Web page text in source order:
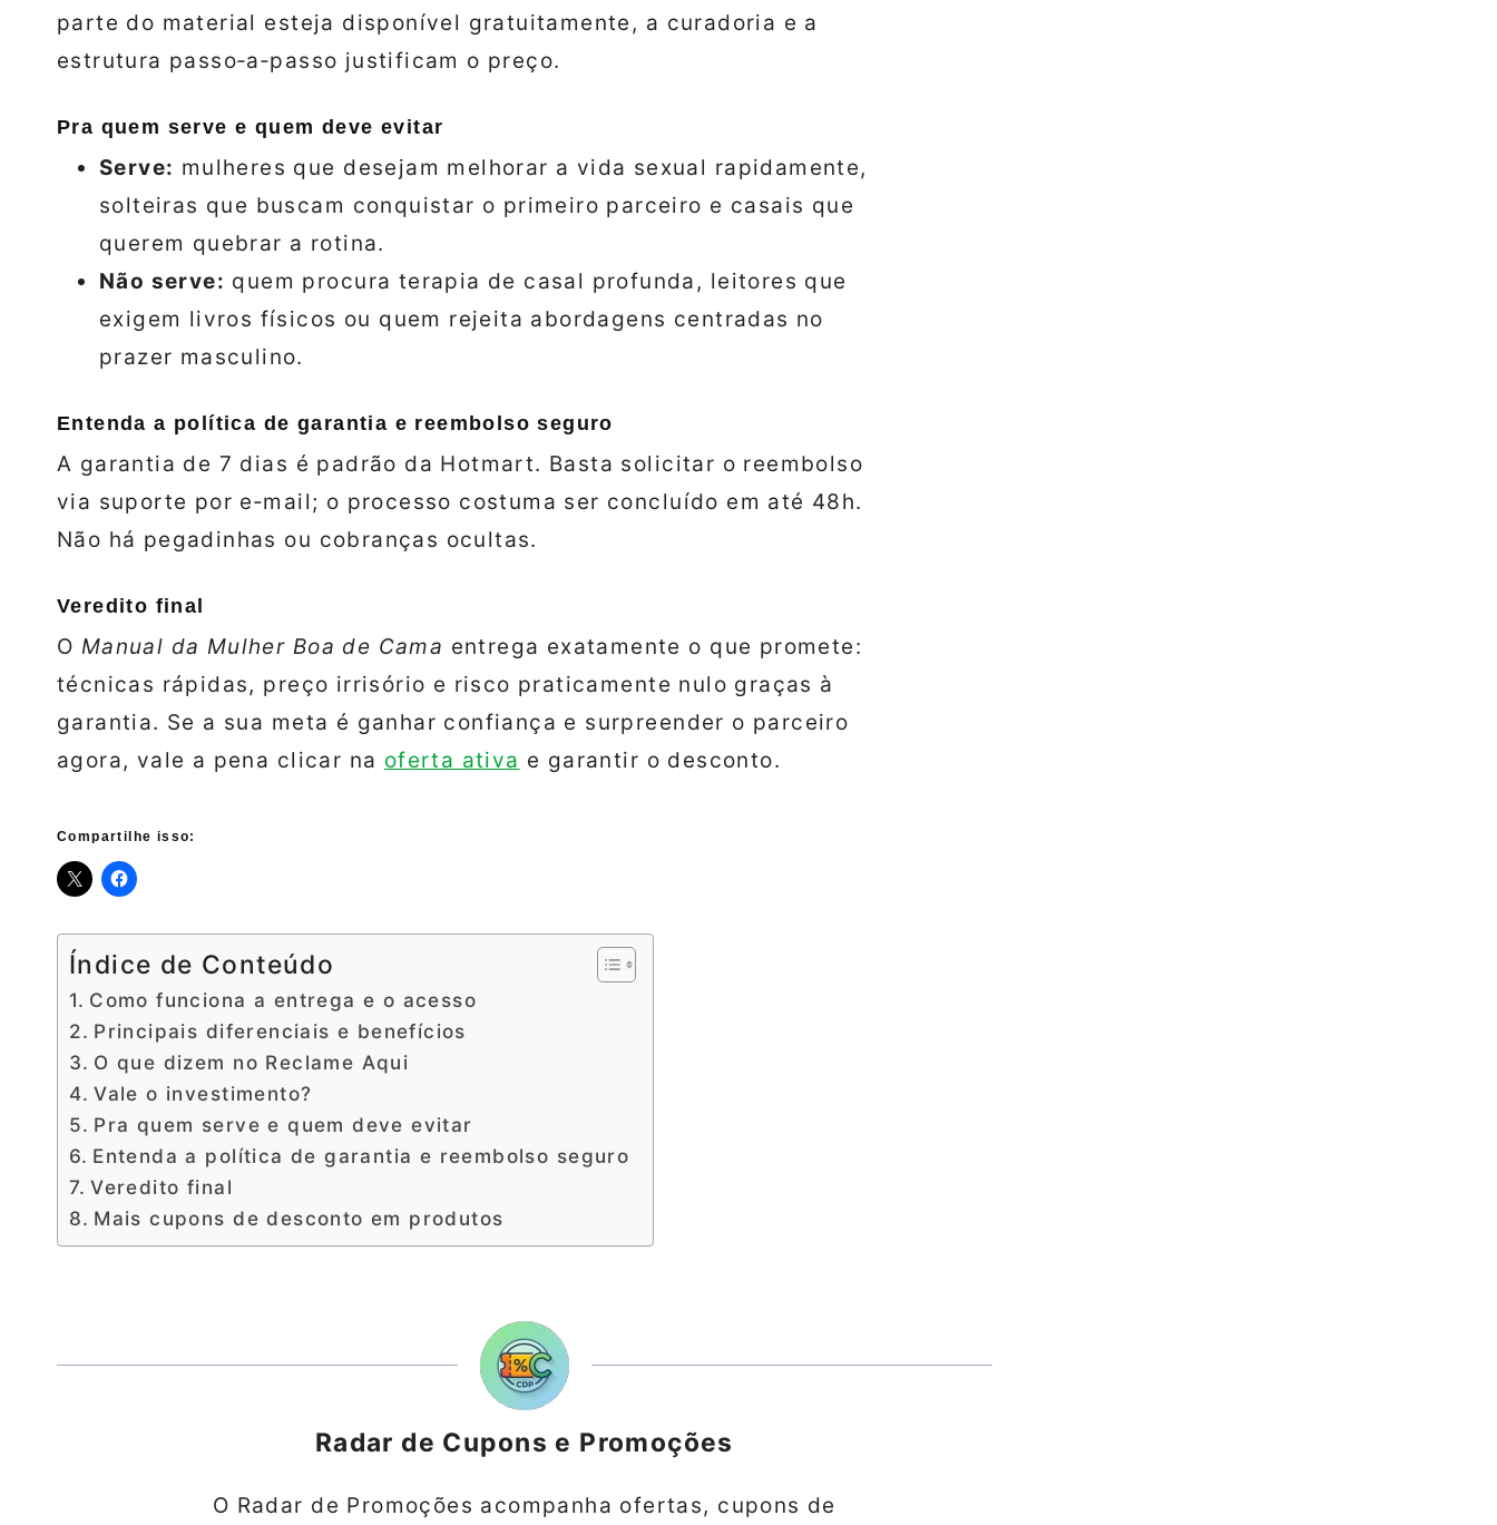
parte do material esteja disponível gratuitamente, a curadoria e a
estrutura passo‑a‑passo justificam o preço.
Pra quem serve e quem deve evitar
Serve: mulheres que desejam melhorar a vida sexual rapidamente,
solteiras que buscam conquistar o primeiro parceiro e casais que
querem quebrar a rotina.
Não serve: quem procura terapia de casal profunda, leitores que
exigem livros físicos ou quem rejeita abordagens centradas no
prazer masculino.
Entenda a política de garantia e reembolso seguro
A garantia de 7 dias é padrão da Hotmart. Basta solicitar o reembolso
via suporte por e‑mail; o processo costuma ser concluído em até 48h.
Não há pegadinhas ou cobranças ocultas.
Veredito final
O Manual da Mulher Boa de Cama entrega exatamente o que promete:
técnicas rápidas, preço irrisório e risco praticamente nulo graças à
garantia. Se a sua meta é ganhar confiança e surpreender o parceiro
agora, vale a pena clicar na oferta ativa e garantir o desconto.
Compartilhe isso:
Índice de Conteúdo
Como funciona a entrega e o acesso
Principais diferenciais e benefícios
O que dizem no Reclame Aqui
Vale o investimento?
Pra quem serve e quem deve evitar
Entenda a política de garantia e reembolso seguro
Veredito final
Mais cupons de desconto em produtos
Radar de Cupons e Promoções
O Radar de Promoções acompanha ofertas, cupons de